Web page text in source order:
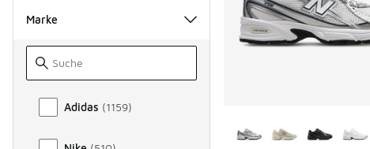
Marke
Marke
Adidas (1159)